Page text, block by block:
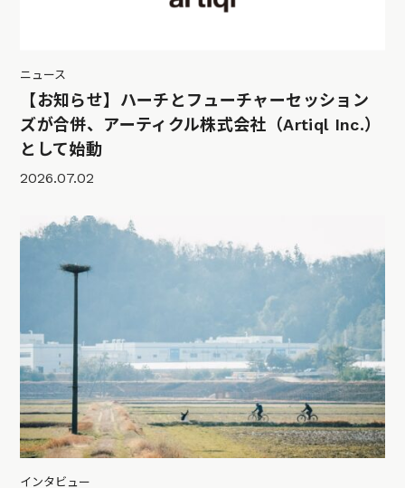
ニュース
【お知らせ】ハーチとフューチャーセッション
ズが合併、アーティクル株式会社（Artiql Inc.）
として始動
2026.07.02
インタビュー